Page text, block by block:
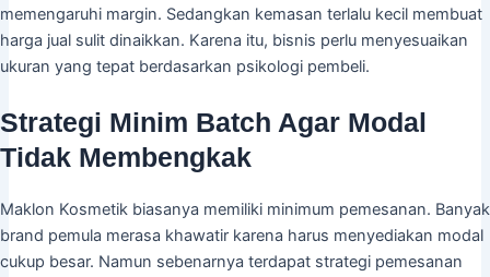
memengaruhi margin. Sedangkan kemasan terlalu kecil membuat
harga jual sulit dinaikkan. Karena itu, bisnis perlu menyesuaikan
ukuran yang tepat berdasarkan psikologi pembeli.
Strategi Minim Batch Agar Modal
Tidak Membengkak
Maklon Kosmetik biasanya memiliki minimum pemesanan. Banyak
brand pemula merasa khawatir karena harus menyediakan modal
cukup besar. Namun sebenarnya terdapat strategi pemesanan